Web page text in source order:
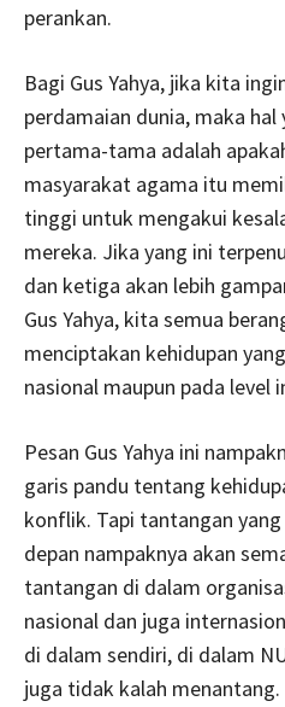
perankan.
Bagi Gus Yahya, jika kita
perdamaian dunia, maka hal
pertama-tama adalah
masyarakat agama itu
tinggi untuk mengakui
mereka. Jika yang ini
dan ketiga akan lebih
Gus Yahya, kita semua
menciptakan kehidupan
nasional maupun pada level
Pesan Gus Yahya ini
garis pandu tentang
konflik. Tapi tantangan
depan nampaknya akan
tantangan di dalam
nasional dan juga
di dalam sendiri, di dalam
juga tidak kalah menantang.